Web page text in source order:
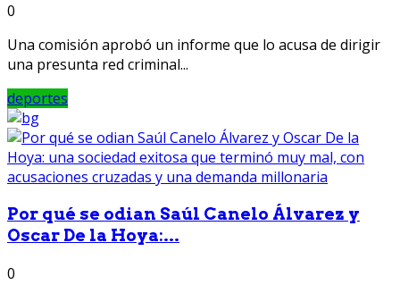
0
Una comisión aprobó un informe que lo acusa de dirigir
una presunta red criminal...
deportes
Por qué se odian Saúl Canelo Álvarez y
Oscar De la Hoya:...
0